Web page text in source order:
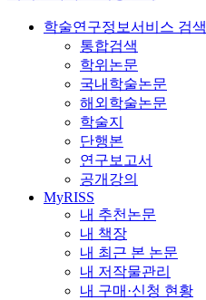
학술연구정보서비스 검색
통합검색
학위논문
국내학술논문
해외학술논문
학술지
단행본
연구보고서
공개강의
MyRISS
내 추천논문
내 책장
내 최근 본 논문
내 저작물관리
내 구매·신청 현황